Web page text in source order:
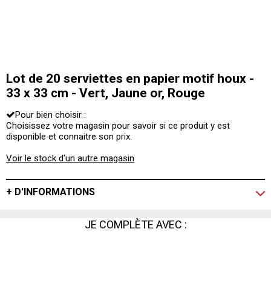
Lot de 20 serviettes en papier motif houx -
33 x 33 cm - Vert, Jaune or, Rouge
Pour bien choisir :
Choisissez votre magasin pour savoir si ce produit y est
disponible et connaitre son prix.
Voir le stock d'un autre magasin
+ D'INFORMATIONS
JE COMPLÈTE AVEC :